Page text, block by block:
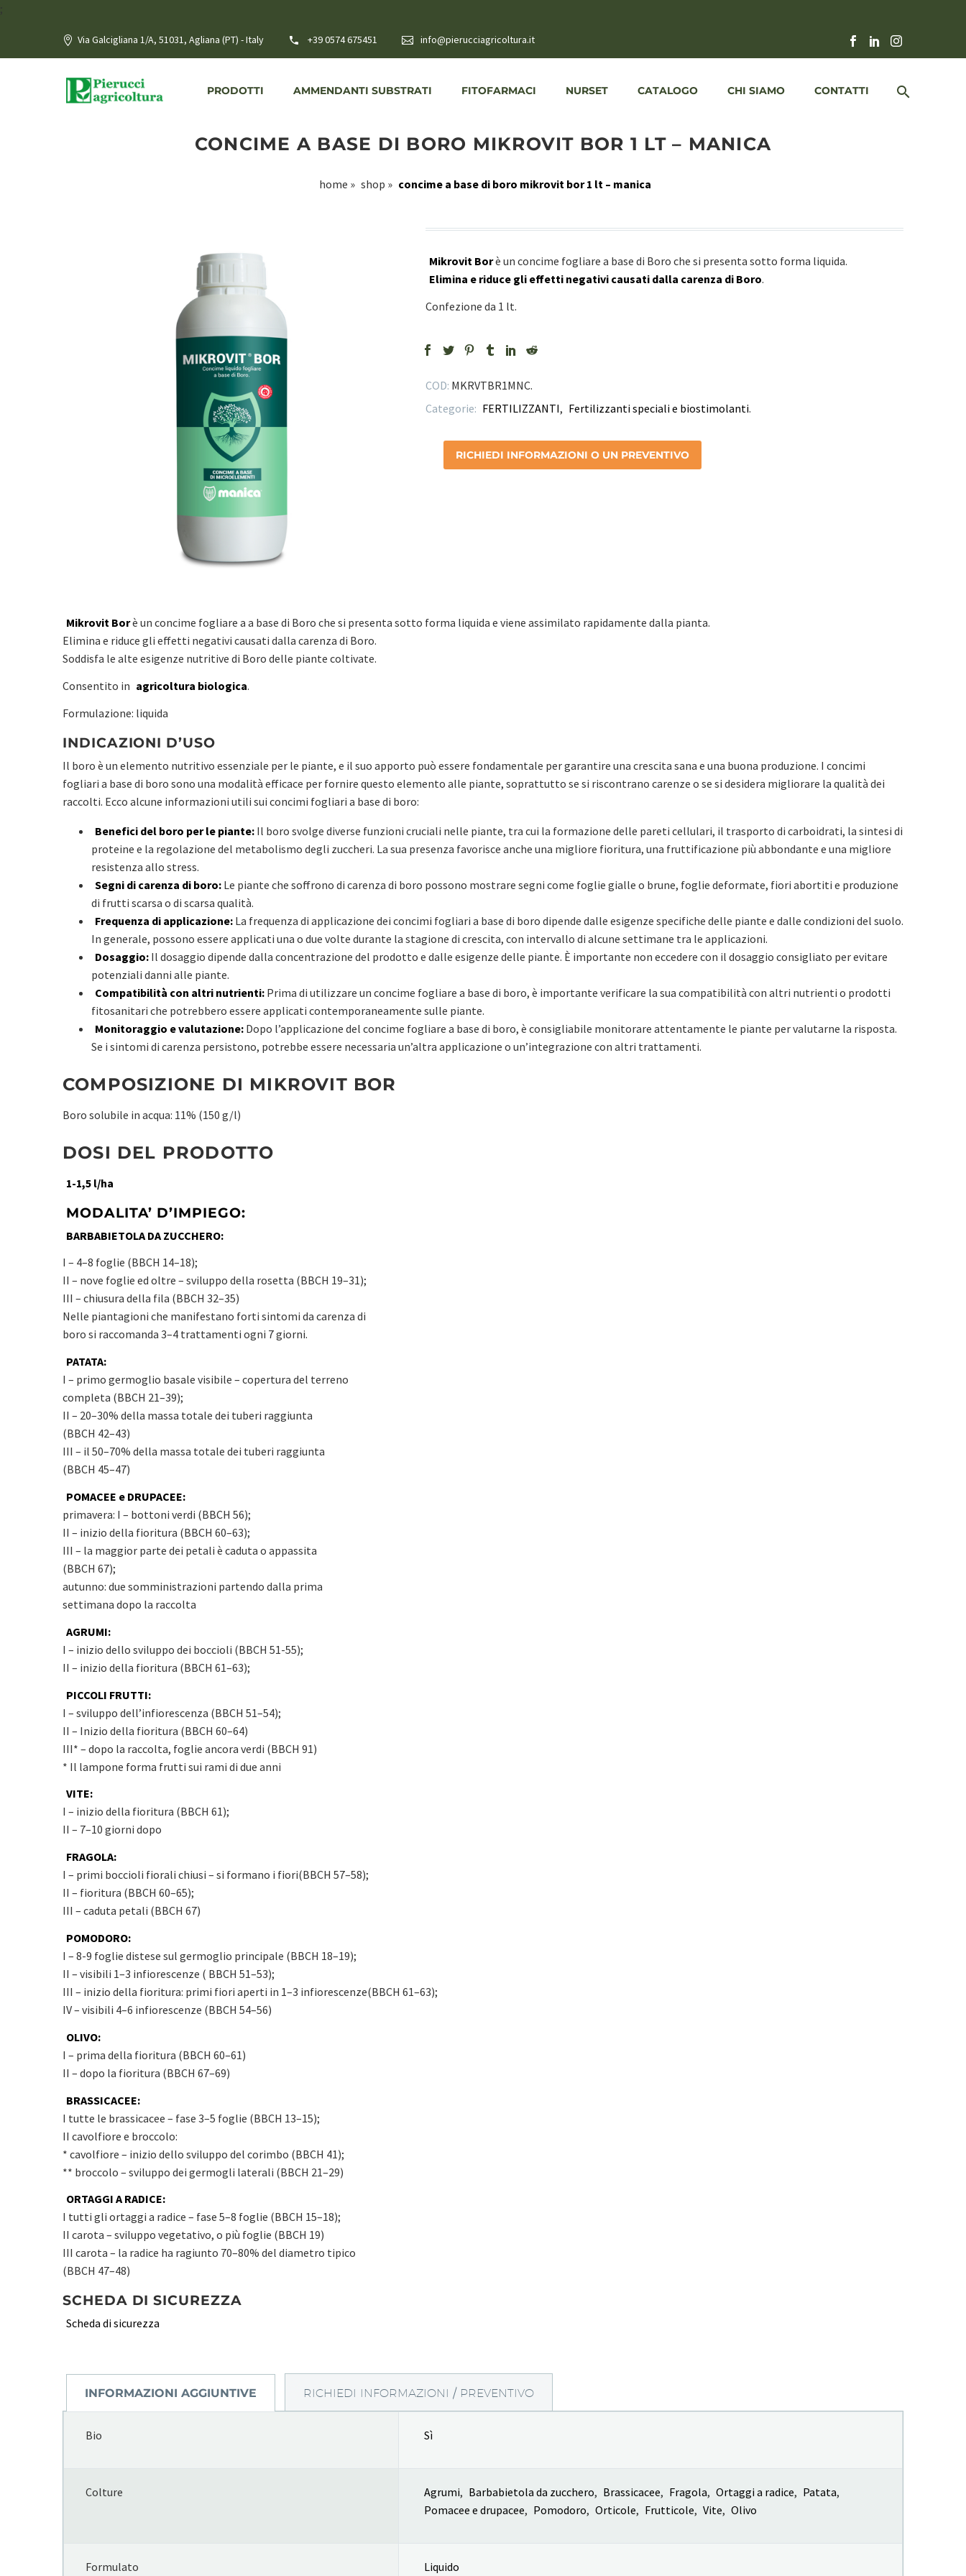
;
Via Galcigliana 1/A, 51031, Agliana (PT) - Italy +39 0574 675451 info@pierucciagricoltura.it
PRODOTTI AMMENDANTI SUBSTRATI FITOFARMACI NURSET CATALOGO CHI SIAMO CONTATTI
CONCIME A BASE DI BORO MIKROVIT BOR 1 LT – MANICA
home » shop » concime a base di boro mikrovit bor 1 lt – manica
Mikrovit Borè un concime fogliare a base di Boro che si presenta sotto forma liquida.
Elimina e riduce gli effetti negativi causati dalla carenza di Boro.
Confezione da 1 lt.
COD: MKRVTBR1MNC.
Categorie: FERTILIZZANTI, Fertilizzanti speciali e biostimolanti.
RICHIEDI INFORMAZIONI O UN PREVENTIVO
Mikrovit Borè un concime fogliare a a base di Boro che si presenta sotto forma liquida e viene assimilato rapidamente dalla pianta.
Elimina e riduce gli effetti negativi causati dalla carenza di Boro.
Soddisfa le alte esigenze nutritive di Boro delle piante coltivate.
Consentito in agricoltura biologica.
Formulazione: liquida
INDICAZIONI D’USO
Il boro è un elemento nutritivo essenziale per le piante, e il suo apporto può essere fondamentale per garantire una crescita sana e una buona produzione. I concimi
fogliari a base di boro sono una modalità efficace per fornire questo elemento alle piante, soprattutto se si riscontrano carenze o se si desidera migliorare la qualità dei
raccolti. Ecco alcune informazioni utili sui concimi fogliari a base di boro:
Benefici del boro per le piante: Il boro svolge diverse funzioni cruciali nelle piante, tra cui la formazione delle pareti cellulari, il trasporto di carboidrati, la sintesi di
proteine e la regolazione del metabolismo degli zuccheri. La sua presenza favorisce anche una migliore fioritura, una fruttificazione più abbondante e una migliore
resistenza allo stress.
Segni di carenza di boro: Le piante che soffrono di carenza di boro possono mostrare segni come foglie gialle o brune, foglie deformate, fiori abortiti e produzione
di frutti scarsa o di scarsa qualità.
Frequenza di applicazione: La frequenza di applicazione dei concimi fogliari a base di boro dipende dalle esigenze specifiche delle piante e dalle condizioni del suolo.
In generale, possono essere applicati una o due volte durante la stagione di crescita, con intervallo di alcune settimane tra le applicazioni.
Dosaggio: Il dosaggio dipende dalla concentrazione del prodotto e dalle esigenze delle piante. È importante non eccedere con il dosaggio consigliato per evitare
potenziali danni alle piante.
Compatibilità con altri nutrienti: Prima di utilizzare un concime fogliare a base di boro, è importante verificare la sua compatibilità con altri nutrienti o prodotti
fitosanitari che potrebbero essere applicati contemporaneamente sulle piante.
Monitoraggio e valutazione: Dopo l’applicazione del concime fogliare a base di boro, è consigliabile monitorare attentamente le piante per valutarne la risposta.
Se i sintomi di carenza persistono, potrebbe essere necessaria un’altra applicazione o un’integrazione con altri trattamenti.
COMPOSIZIONE DI MIKROVIT BOR
Boro solubile in acqua: 11% (150 g/l)
DOSI DEL PRODOTTO
1-1,5 l/ha
MODALITA’ D’IMPIEGO:
BARBABIETOLA DA ZUCCHERO:
I – 4–8 foglie (BBCH 14–18);
II – nove foglie ed oltre – sviluppo della rosetta (BBCH 19–31);
III – chiusura della fila (BBCH 32–35)
Nelle piantagioni che manifestano forti sintomi da carenza di
boro si raccomanda 3–4 trattamenti ogni 7 giorni.
PATATA:
I – primo germoglio basale visibile – copertura del terreno
completa (BBCH 21–39);
II – 20–30% della massa totale dei tuberi raggiunta
(BBCH 42–43)
III – il 50–70% della massa totale dei tuberi raggiunta
(BBCH 45–47)
POMACEE e DRUPACEE:
primavera: I – bottoni verdi (BBCH 56);
II – inizio della fioritura (BBCH 60–63);
III – la maggior parte dei petali è caduta o appassita
(BBCH 67);
autunno: due somministrazioni partendo dalla prima
settimana dopo la raccolta
AGRUMI:
I – inizio dello sviluppo dei boccioli (BBCH 51-55);
II – inizio della fioritura (BBCH 61–63);
PICCOLI FRUTTI:
I – sviluppo dell’infiorescenza (BBCH 51–54);
II – Inizio della fioritura (BBCH 60–64)
III* – dopo la raccolta, foglie ancora verdi (BBCH 91)
* Il lampone forma frutti sui rami di due anni
VITE:
I – inizio della fioritura (BBCH 61);
II – 7–10 giorni dopo
FRAGOLA:
I – primi boccioli fiorali chiusi – si formano i fiori(BBCH 57–58);
II – fioritura (BBCH 60–65);
III – caduta petali (BBCH 67)
POMODORO:
I – 8-9 foglie distese sul germoglio principale (BBCH 18–19);
II – visibili 1–3 infiorescenze ( BBCH 51–53);
III – inizio della fioritura: primi fiori aperti in 1–3 infiorescenze(BBCH 61–63);
IV – visibili 4–6 infiorescenze (BBCH 54–56)
OLIVO:
I – prima della fioritura (BBCH 60–61)
II – dopo la fioritura (BBCH 67–69)
BRASSICACEE:
I tutte le brassicacee – fase 3–5 foglie (BBCH 13–15);
II cavolfiore e broccolo:
* cavolfiore – inizio dello sviluppo del corimbo (BBCH 41);
** broccolo – sviluppo dei germogli laterali (BBCH 21–29)
ORTAGGI A RADICE:
I tutti gli ortaggi a radice – fase 5–8 foglie (BBCH 15–18);
II carota – sviluppo vegetativo, o più foglie (BBCH 19)
III carota – la radice ha ragiunto 70–80% del diametro tipico
(BBCH 47–48)
SCHEDA DI SICUREZZA
Scheda di sicurezza
INFORMAZIONI AGGIUNTIVE RICHIEDI INFORMAZIONI / PREVENTIVO
Bio Sì
Colture Agrumi, Barbabietola da zucchero, Brassicacee, Fragola, Ortaggi a radice, Patata,
Pomacee e drupacee, Pomodoro, Orticole, Frutticole, Vite, Olivo
Formulato Liquido